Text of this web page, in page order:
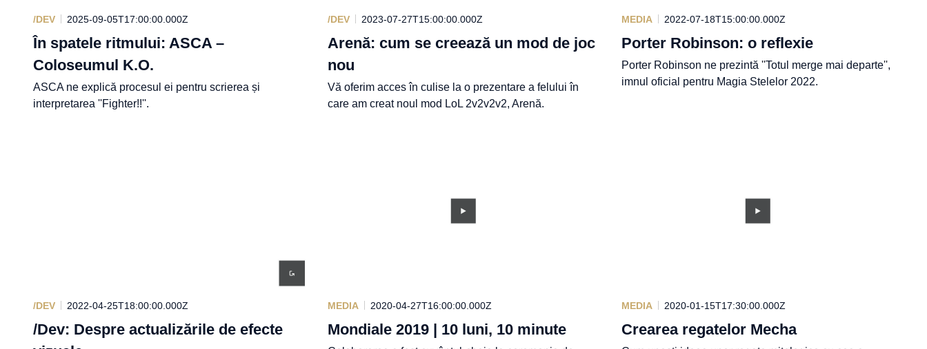
/DEV 2025-09-05T17:00:00.000Z
În spatele ritmului: ASCA –
Coloseumul K.O.
ASCA ne explică procesul ei pentru scrierea și
interpretarea ''Fighter!!''.
/DEV 2023-07-27T15:00:00.000Z
Arenă: cum se creează un mod de joc
nou
Vă oferim acces în culise la o prezentare a felului în
care am creat noul mod LoL 2v2v2v2, Arenă.
MEDIA 2022-07-18T15:00:00.000Z
Porter Robinson: o reflexie
Porter Robinson ne prezintă ''Totul merge mai departe'',
imnul oficial pentru Magia Stelelor 2022.
/DEV 2022-04-25T18:00:00.000Z
/Dev: Despre actualizările de efecte
MEDIA 2020-04-27T16:00:00.000Z
Mondiale 2019 | 10 luni, 10 minute
MEDIA 2020-01-15T17:30:00.000Z
Crearea regatelor Mecha